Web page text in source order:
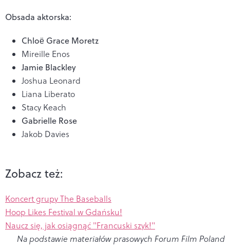
Obsada aktorska:
Chloë Grace Moretz
Mireille Enos
Jamie Blackley
Joshua Leonard
Liana Liberato
Stacy Keach
Gabrielle Rose
Jakob Davies
Zobacz też:
Koncert grupy The Baseballs
Hoop Likes Festival w Gdańsku!
Naucz się, jak osiągnąć "Francuski szyk!"
Na podstawie materiałów prasowych Forum Film Poland